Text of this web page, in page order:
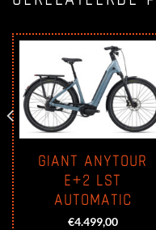
GIANT ANYTOUR
E+2 LST
AUTOMATIC
€4.499,00